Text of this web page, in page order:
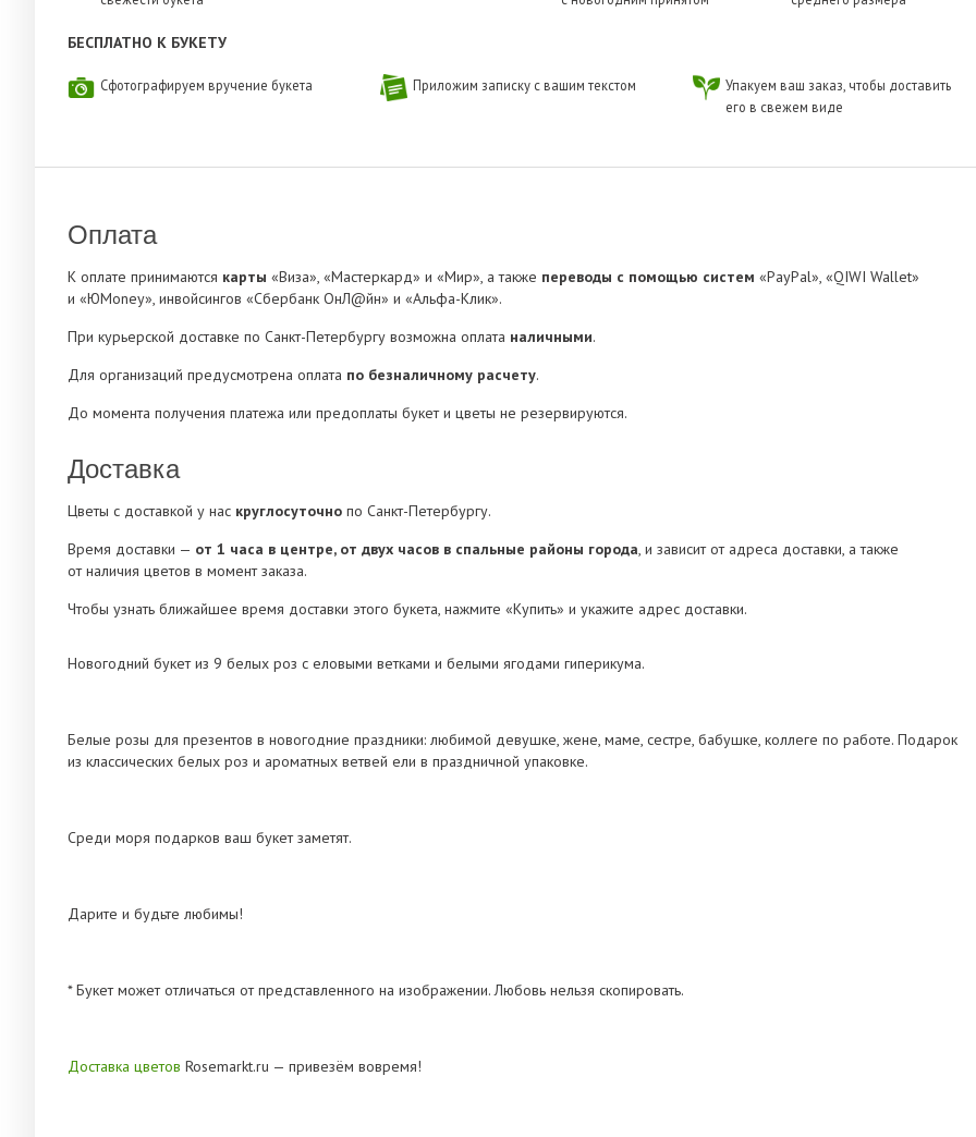
БЕСПЛАТНО К БУКЕТУ
Сфотографируем вручение букета Приложим записку с вашим текстом
Упакуем ваш заказ, чтобы доставить
его в свежем виде
Оплата
К оплате принимаются карты «Виза», «Мастеркард» и «Мир», а также переводы с помощью систем «PayPal», «QIWI Wallet»
и «ЮMoney», инвойсингов «Сбербанк ОнЛ@йн» и «Альфа-Клик».
При курьерской доставке по Санкт-Петербургу возможна оплата наличными.
Для организаций предусмотрена оплата по безналичному расчету.
До момента получения платежа или предоплаты букет и цветы не резервируются.
Доставка
Цветы с доставкой у нас круглосуточно по Санкт-Петербургу.
Время доставки — от 1 часа в центре, от двух часов в спальные районы города, и зависит от адреса доставки, а также
от наличия цветов в момент заказа.
Чтобы узнать ближайшее время доставки этого букета, нажмите «Купить» и укажите адрес доставки.
Новогодний букет из 9 белых роз с еловыми ветками и белыми ягодами гиперикума.
Белые розы для презентов в новогодние праздники: любимой девушке, жене, маме, сестре, бабушке, коллеге по работе. Подарок
из классических белых роз и ароматных ветвей ели в праздничной упаковке.
Среди моря подарков ваш букет заметят.
Дарите и будьте любимы!
* Букет может отличаться от представленного на изображении. Любовь нельзя скопировать.
Доставка цветов Rosemarkt.ru — привезём вовремя!